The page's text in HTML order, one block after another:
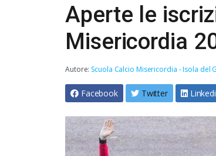
Aperte le
Misericordia
Autore: Scuola Calcio Misericordia - Isola del
Facebook Twitter